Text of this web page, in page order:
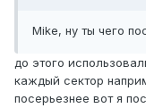
Mike, ну ты чего
до этого
каждый сектор
посерьезнее вот я